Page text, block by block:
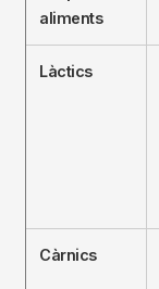
aliments
Làctics
Càrnics